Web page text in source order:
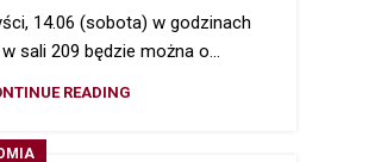
14.06 (sobota) w godzinach
sali 209 będzie można o...
READING